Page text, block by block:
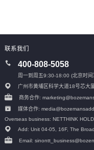
联系我们
400-808-5058
周一到周五9:30-18:00 (北京时间
广州市黄埔区科学大道18号芯大
商务合作:
媒体合作:
Overseas business: NETTHINK
Add: Unit 04-05, 16F, The
Email: